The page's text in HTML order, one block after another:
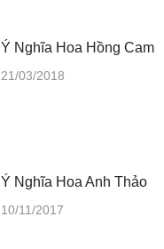
Ý Nghĩa Hoa Hồng Cam
21/03/2018
Ý Nghĩa Hoa Anh Thảo
10/11/2017